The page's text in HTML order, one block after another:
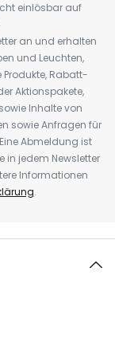
einlösbar auf
an und erhalten
und Leuchten,
Rabatt-
Aktionspakete,
Inhalte von
sowie Anfragen für
Abmeldung ist
in jedem Newsletter
Informationen
.